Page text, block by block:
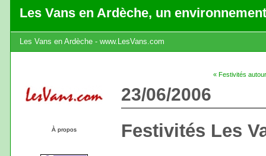
Les Vans en Ardèche, un
Les Vans en Ardèche - www.LesVans.com
À propos
« Festivités
23/06/2006
Festivités Les